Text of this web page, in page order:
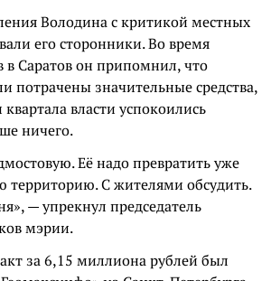
Володина с критикой местных
его сторонники. Во время
в Саратов он припомнил, что
потрачены значительные средства,
власти успокоились
ничего.
Её надо превратить уже
территорию. С жителями обсудить.
— упрекнул председатель
мэрии.
за 6,15 миллиона рублей был